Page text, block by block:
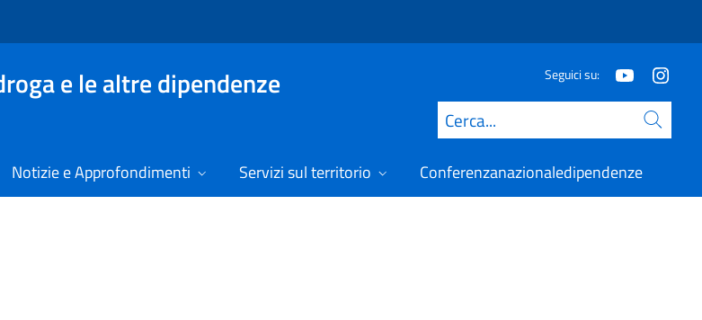
e le altre dipendenze Seguici su:
Cerca
Notizie e Approfondimenti Servizi sul territorio Conferenzanazionaledipendenze